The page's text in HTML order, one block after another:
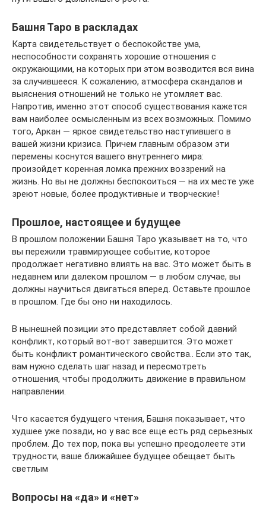
Башня Таро в раскладах
Карта свидетельствует о беспокойстве ума,
неспособности сохранять хорошие отношения с
окружающими, на которых при этом возводится вся вина
за случившееся. К сожалению, атмосфера скандалов и
выяснения отношений не только не утомляет вас.
Напротив, именно этот способ существования кажется
вам наиболее осмысленным из всех возможных. Помимо
того, Аркан — яркое свидетельство наступившего в
вашей жизни кризиса. Причем главным образом эти
перемены коснутся вашего внутреннего мира:
произойдет коренная ломка прежних воззрений на
жизнь. Но вы не должны беспокоиться — на их месте уже
зреют новые, более продуктивные и творческие!
Прошлое, настоящее и будущее
В прошлом положении Башня Таро указывает на то, что
вы пережили травмирующее событие, которое
продолжает негативно влиять на вас. Это может быть в
недавнем или далеком прошлом — в любом случае, вы
должны научиться двигаться вперед. Оставьте прошлое
в прошлом. Где бы оно ни находилось.
В нынешней позиции это представляет собой давний
конфликт, который вот-вот завершится. Это может
быть конфликт романтического свойства.. Если это так,
вам нужно сделать шаг назад и пересмотреть
отношения, чтобы продолжить движение в правильном
направлении.
Что касается будущего чтения, Башня показывает, что
худшее уже позади, но у вас все еще есть ряд серьезных
проблем. До тех пор, пока вы успешно преодолеете эти
трудности, ваше ближайшее будущее обещает быть
светлым
Вопросы на «да» и «нет»